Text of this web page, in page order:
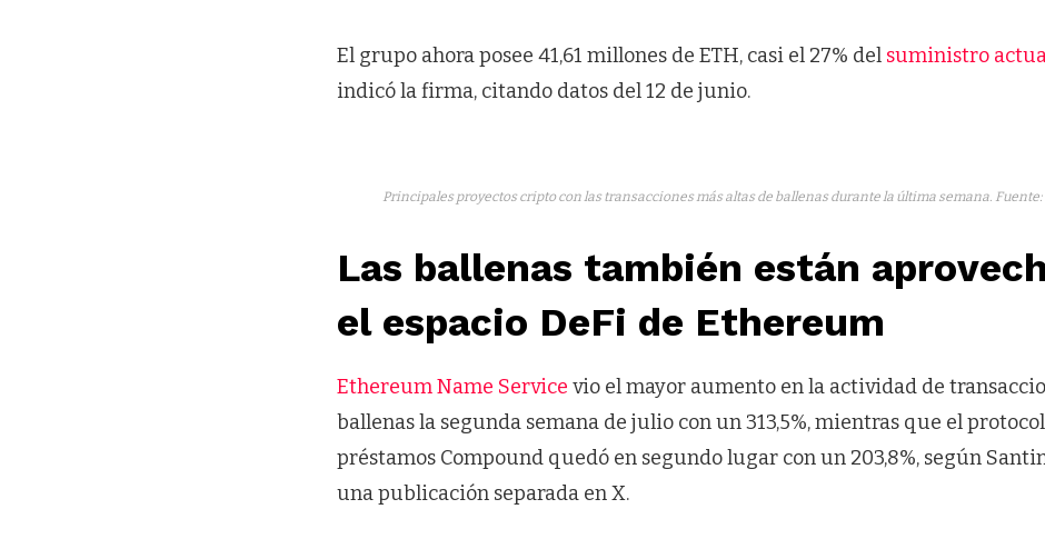
El grupo ahora posee 41,61 millones de ETH, casi el 27% del suministro
indicó la firma, citando datos del 12 de junio.
Principales proyectos cripto con las transacciones más altas de ballenas durante la última semana. Fuente:
Las ballenas también están
el espacio DeFi de Ethereum
Ethereum Name Service vio el mayor aumento en la actividad de
ballenas la segunda semana de julio con un 313,5%, mientras que el
préstamos Compound quedó en segundo lugar con un 203,8%, según
una publicación separada en X.